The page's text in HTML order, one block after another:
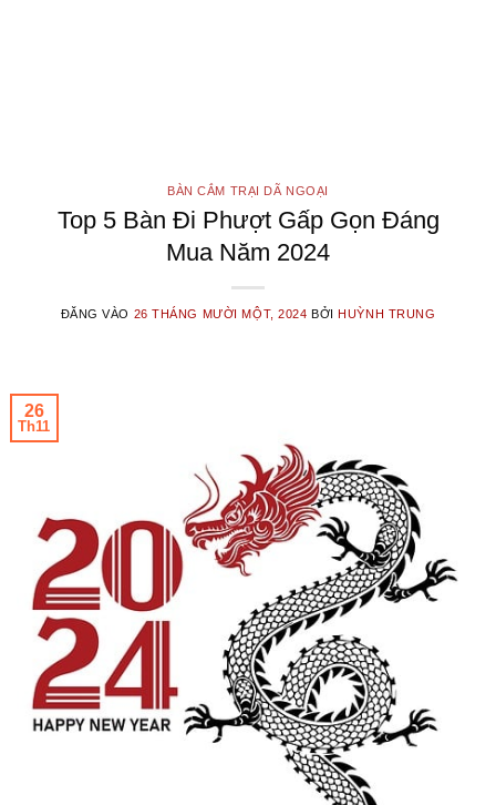
BÀN CẮM TRẠI DÃ NGOẠI
Top 5 Bàn Đi Phượt Gấp Gọn Đáng
Mua Năm 2024
ĐĂNG VÀO 26 THÁNG MƯỜI MỘT, 2024 BỞIHUỲNH TRUNG
26
Th11